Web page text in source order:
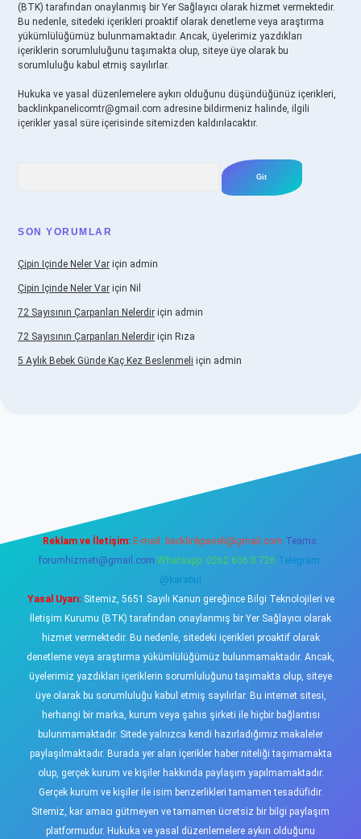
(BTK) tarafından onaylanmış bir Yer Sağlayıcı olarak hizmet vermektedir.
Bu nedenle, sitedeki içerikleri proaktif olarak denetleme veya araştırma
yükümlülüğümüz bulunmamaktadır. Ancak, üyelerimiz yazdıkları
içeriklerin sorumluluğunu taşımakta olup, siteye üye olarak bu
sorumluluğu kabul etmiş sayılırlar.
Hukuka ve yasal düzenlemelere aykırı olduğunu düşündüğünüz içerikleri,
backlinkpanelicomtr@gmail.com adresine bildirmeniz halinde, ilgili
içerikler yasal süre içerisinde sitemizden kaldırılacaktır.
SON YORUMLAR
Çipin Içinde Neler Var için admin
Çipin Içinde Neler Var için Nil
72 Sayısının Çarpanları Nelerdir için admin
72 Sayısının Çarpanları Nelerdir için Rıza
5 Aylık Bebek Günde Kaç Kez Beslenmeli için admin
Reklam ve İletişim: E-mail: backlinkpaneli@gmail.com Teams:
forumhizmeti@gmail.com Whatsapp: 0262 606 0 726 Telegram:
@karabul
Yasal Uyarı:Sitemiz, 5651 Sayılı Kanun gereğince Bilgi Teknolojileri ve
İletişim Kurumu (BTK) tarafından onaylanmış bir Yer Sağlayıcı olarak
hizmet vermektedir. Bu nedenle, sitedeki içerikleri proaktif olarak
denetleme veya araştırma yükümlülüğümüz bulunmamaktadır. Ancak,
üyelerimiz yazdıkları içeriklerin sorumluluğunu taşımakta olup, siteye
üye olarak bu sorumluluğu kabul etmiş sayılırlar. Bu internet sitesi,
herhangi bir marka, kurum veya şahıs şirketi ile hiçbir bağlantısı
bulunmamaktadır. Sitede yalnızca kendi hazırladığımız makaleler
paylaşılmaktadır. Burada yer alan içerikler haber niteliği taşımamakta
olup, gerçek kurum ve kişiler hakkında paylaşım yapılmamaktadır.
Gerçek kurum ve kişiler ile isim benzerlikleri tamamen tesadüfidir.
Sitemiz, kar amacı gütmeyen ve tamamen ücretsiz bir bilgi paylaşım
platformudur. Hukuka ve yasal düzenlemelere aykırı olduğunu